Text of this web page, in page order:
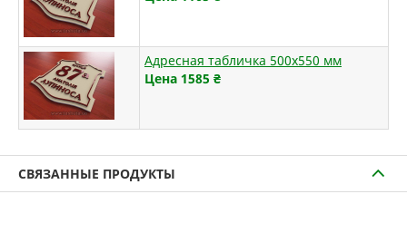
Адресная табличка 500х550 мм
Цена 1585 ₴
СВЯЗАННЫЕ ПРОДУКТЫ